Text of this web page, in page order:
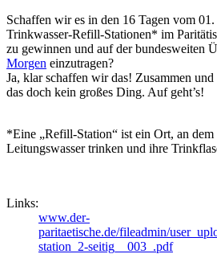
Schaffen wir es in den 16 Tagen vom
Trinkwasser-Refill-Stationen* im
zu gewinnen und auf der bundesweiten
Morgen einzutragen?
Ja, klar schaffen wir das! Zusammen
das doch kein großes Ding. Auf geht’s!
*Eine „Refill-Station“ ist ein Ort, an
Leitungswasser trinken und ihre
Links:
www.der-
paritaetische.de/fileadmin/
station_2-seitig__003_.pdf